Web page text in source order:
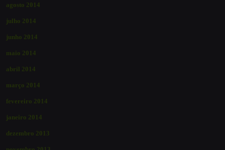
agosto 2014
julho 2014
junho 2014
maio 2014
abril 2014
março 2014
fevereiro 2014
janeiro 2014
dezembro 2013